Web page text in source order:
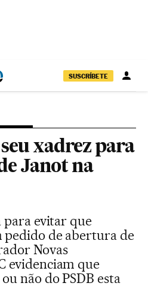
SUSCRÍBETE
xadrez para
Janot na
evitar que
pedido de abertura de
Novas
evidenciam que
não do PSDB esta